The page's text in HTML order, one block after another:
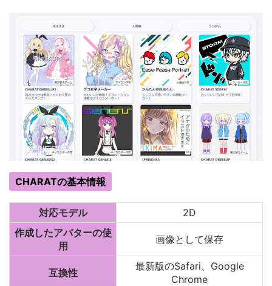
CHARATの基本情報
対応モデル
2D
作成したアバターの使
用
画像として保存
互換性
最新版のSafari、Google
Chrome